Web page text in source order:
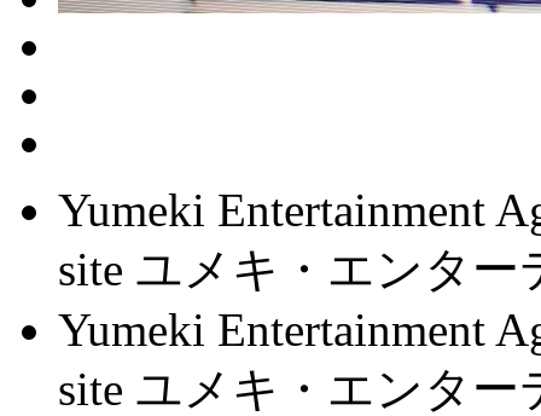
Yumeki Entertainment
site ユメキ・エンタ
Yumeki Entertainment
site ユメキ・エンタ